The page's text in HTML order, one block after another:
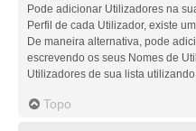
Pode adicionar Utilizadores na
Perfil de cada Utilizador, existe
De maneira alternativa, pode
escrevendo os seus Nomes de
Utilizadores de sua lista
Topo